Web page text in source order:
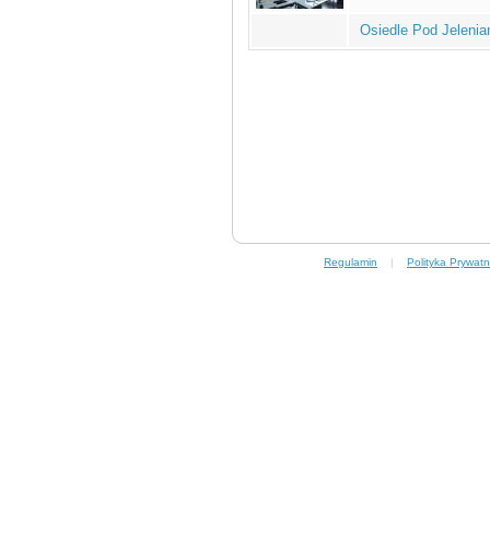
Osiedle Pod
Regulamin | Polityka